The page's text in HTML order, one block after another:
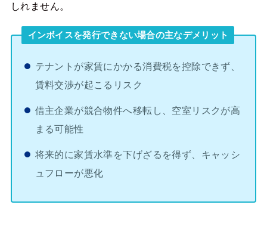
しれません。
インボイスを発行できない場合の主なデメリット
テナントが家賃にかかる消費税を控除できず、
賃料交渉が起こるリスク
借主企業が競合物件へ移転し、空室リスクが高
まる可能性
将来的に家賃水準を下げざるを得ず、キャッシ
ュフローが悪化